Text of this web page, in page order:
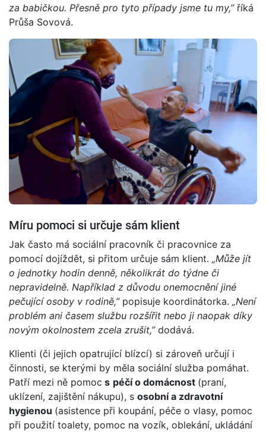
za babičkou. Přesně pro tyto případy jsme tu my,” říká
Průša Sovová.
Míru pomoci si určuje sám klient
Jak často má sociální pracovník či pracovnice za
pomocí dojíždět, si přitom určuje sám klient. „Může jít
o jednotky hodin denně, několikrát do týdne či
nepravidelně. Například z důvodu onemocnění jiné
pečující osoby v rodině,”popisuje koordinátorka. „Není
problém ani časem službu rozšířit nebo ji naopak díky
novým okolnostem zcela zrušit,”dodává.
Klienti (či jejich opatrující blízcí) si zároveň určují i
činnosti, se kterými by měla sociální služba pomáhat.
Patří mezi ně pomoc s péčí o domácnost (praní,
uklízení, zajištění nákupu), s osobní a zdravotní
hygienou (asistence při koupání, péče o vlasy, pomoc
při použití toalety, pomoc na vozík, oblekání, ukládání